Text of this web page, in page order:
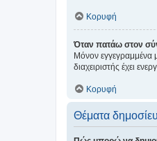
Κορυφή
Όταν πατάω στον
Μόνον εγγεγραμμένα
διαχειριστής έχει
Κορυφή
Θέματα